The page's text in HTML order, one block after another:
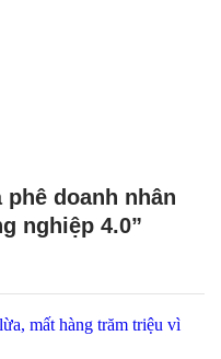
doanh nhân
nghiệp 4.0”